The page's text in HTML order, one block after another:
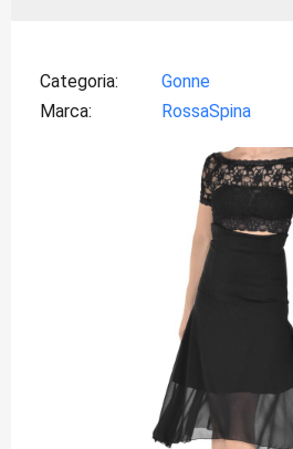
Categoria
Gonne
Marca
RossaSpina